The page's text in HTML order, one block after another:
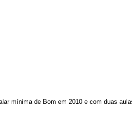
mínima de Bom em 2010 e com duas